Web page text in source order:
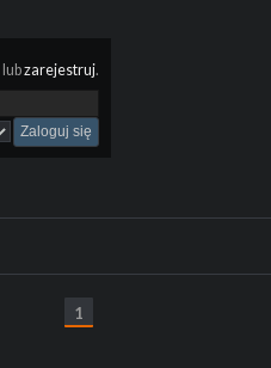
lubzarejestruj.
1